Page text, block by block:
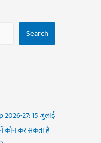
Search
27: 15 जुलाई
कौन कर सकता है